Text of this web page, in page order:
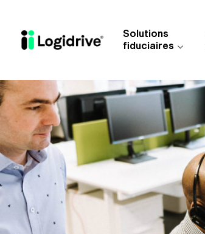
Solutions
fiduciaires